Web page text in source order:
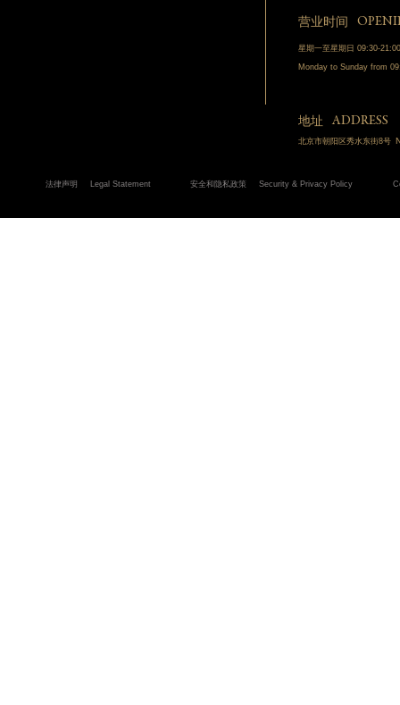
营业时间
星期一至星期日 09:30-21:00
Monday to Sunday from
地址 ADDRESS
北京市朝阳区秀水东街8号
法律声明 Legal Statement 安全和隐私政策 Security & Privacy Policy